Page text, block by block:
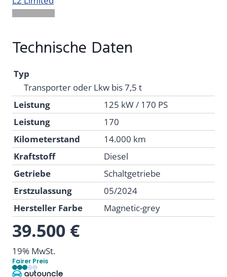
Technische Daten
Typ
Transporter oder Lkw bis 7,5 t
Leistung
125 kW / 170 PS
Leistung
170
Kilometerstand
14.000 km
Kraftstoff
Diesel
Getriebe
Schaltgetriebe
Erstzulassung
05/2024
Hersteller Farbe
Magnetic-grey
39.500 €
19% MwSt.
Fairer Preis